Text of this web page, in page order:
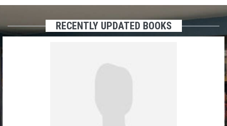
RECENTLY UPDATED BOOKS